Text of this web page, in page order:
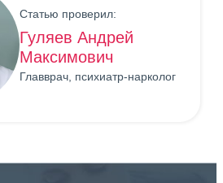
Статью проверил:
Гуляев Андрей
Максимович
Главврач, психиатр-нарколог